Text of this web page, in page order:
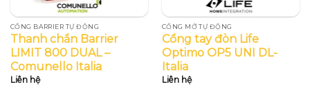
CỔNG BARRIER TỰ ĐỘNG
Thanh chắn Barrier
LIMIT 800 DUAL –
Comunello Italia
Liên hệ
CỔNG MỞ TỰ ĐỘNG
Cổng tay đòn Life
Optimo OP5 UNI DL-
Italia
Liên hệ